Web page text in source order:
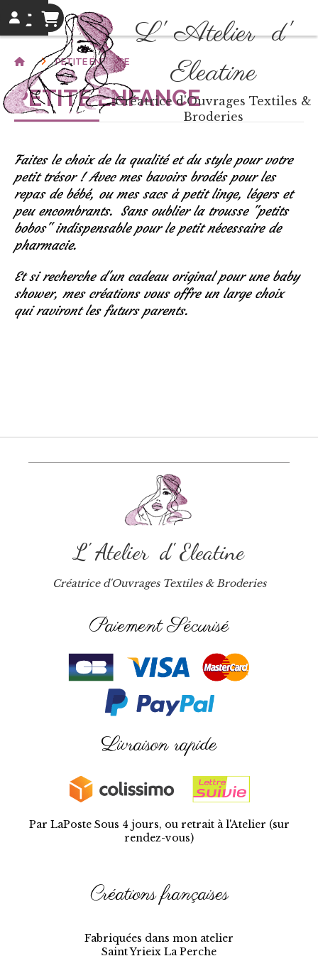
L' Atelier d'
Eleatine
Créatrice d'Ouvrages Textiles &
Broderies
PETITE ENFANCE
PETITE ENFANCE
Faites le choix de la qualité et du style pour votre
petit trésor ! Avec mes bavoirs brodés pour les
repas de bébé, ou mes sacs à petit linge, légers et
peu encombrants. Sans oublier la trousse "petits
bobos" indispensable pour le petit nécessaire de
pharmacie.
Et si recherche d'un cadeau original pour une baby
shower, mes créations vous offre un large choix
qui raviront les futurs parents.
L' Atelier d' Eleatine
Créatrice d'Ouvrages Textiles & Broderies
Paiement Sécurisé
Livraison rapide
Par LaPoste Sous 4 jours, ou retrait à l'Atelier (sur
rendez-vous)
Créations françaises
Fabriquées dans mon atelier
Saint Yrieix La Perche